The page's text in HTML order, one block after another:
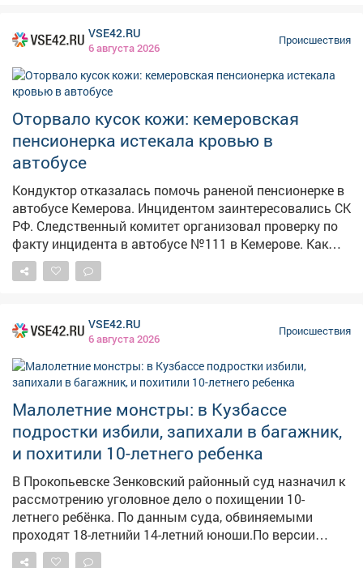
VSE42.RU
6 августа 2026
Происшествия
Оторвало кусок кожи: кемеровская
пенсионерка истекала кровью в
автобусе
Кондуктор отказалась помочь раненой пенсионерке в
автобусе Кемерова. Инцидентом заинтересовались СК
РФ. Следственный комитет организовал проверку по
факту инцидента в автобусе №111 в Кемерове. Как
сообщает Информационный центр СК России, 4
августа около 10:35 дверь автобуса зажала руку
спичечный коробок иначалось сильное кровотечение.
Пассажиры попросили кондуктора дать аптечку и
остановить автобус у травмпункта, но, по их данным,
получили грубый отказ. Кондуктор якобы заявила, что
в случившемся виноваты сами пассажиры. Людям
пришлось самостоятельно перевязывать рану
подручными средствами – даже бинта им не дали.
Председатель Следственного комитета Александр
Бастрыкин поручил и.о. руководителя кузбасского
управления Александру Кустову доложить о
результатах проверки. Исполнение поручения
поставлено на контроль в центральном аппарате
VSE42.RU
6 августа 2026
Происшествия
Малолетние монстры: в Кузбассе
подростки избили, запихали в багажник,
и похитили 10-летнего ребенка
В Прокопьевске Зенковский районный суд назначил к
рассмотрению уголовное дело о похищении 10-
летнего ребёнка. По данным суда, обвиняемыми
проходят 18-летнийи 14-летний юноши.По версии
следствия, они совместно применили силу к мальчику,